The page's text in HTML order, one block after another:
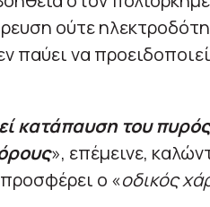
ούτε
παύει να
κατάπαυση του
», επέμεινε,
ο «οδικός